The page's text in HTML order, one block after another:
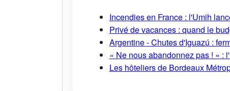
Incendies en France : l'Umih
Privé de vacances : quand le
Argentine - Chutes d'Iguazú :
« Ne nous abandonnez pas ! » :
Les hôteliers de Bordeaux